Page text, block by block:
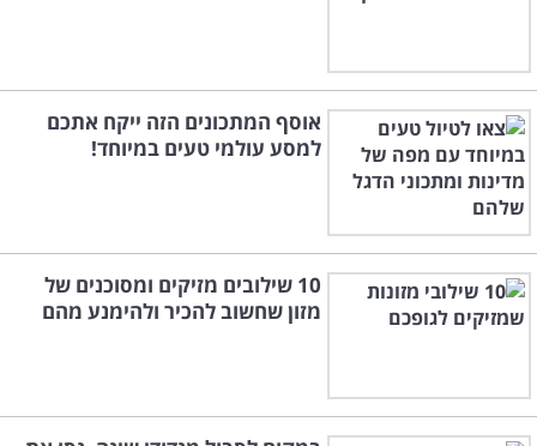
אוסף המתכונים הזה ייקח אתכם
למסע עולמי טעים במיוחד!
10 שילובים מזיקים ומסוכנים של
מזון שחשוב להכיר ולהימנע מהם